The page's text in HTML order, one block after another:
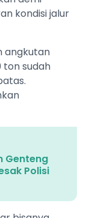
kondisi jalur
angkutan
ton sudah
Genteng
Polisi